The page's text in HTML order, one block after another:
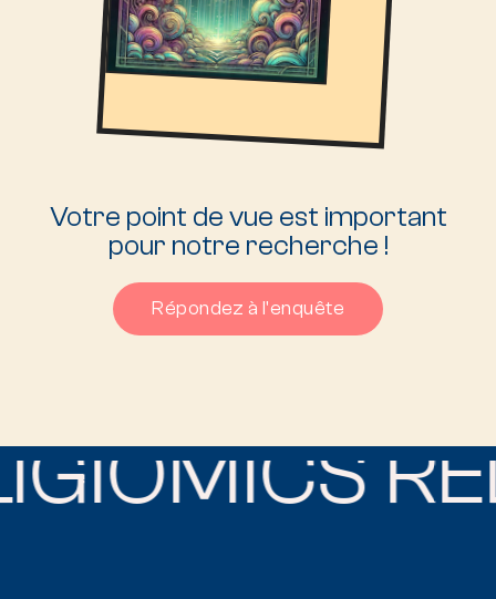
Votre point de vue est important
pour notre recherche !
Répondez à l'enquête